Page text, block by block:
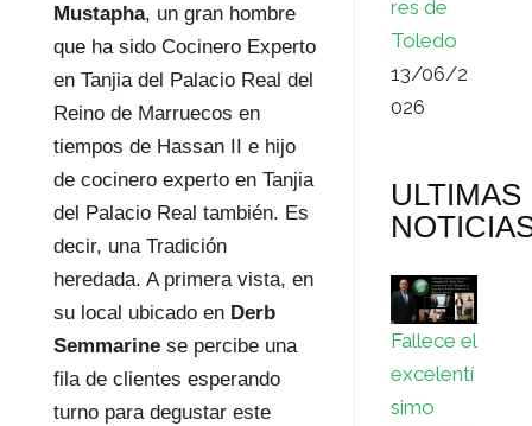
Mustapha, un gran hombre
que ha sido Cocinero Experto
en Tanjia del Palacio Real del
Reino de Marruecos en
tiempos de Hassan II e hijo
de cocinero experto en Tanjia
del Palacio Real también. Es
decir, una Tradición
heredada. A primera vista, en
su local ubicado en Derb
Semmarinese percibe una
fila de clientes esperando
turno para degustar este
res de
Toledo
13/06/2
026
ULTIMAS
Fallece el
excelentí
simo